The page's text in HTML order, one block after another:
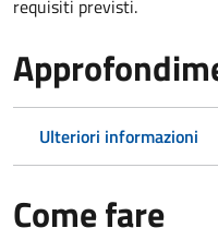
requisiti previsti.
Ulteriori informazioni
Come fare